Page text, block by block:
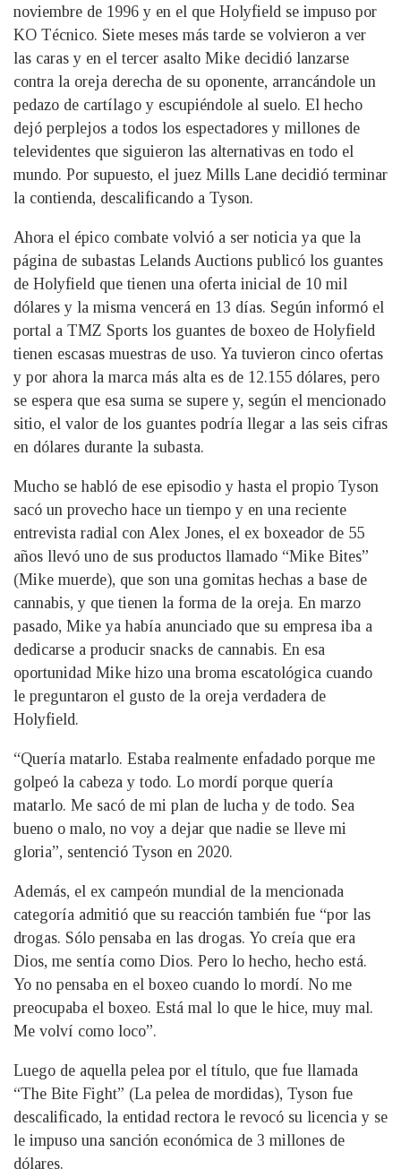
noviembre de 1996 y en el que Holyfield se impuso por
KO Técnico. Siete meses más tarde se volvieron a ver
las caras y en el tercer asalto Mike decidió lanzarse
contra la oreja derecha de su oponente, arrancándole un
pedazo de cartílago y escupiéndole al suelo. El hecho
dejó perplejos a todos los espectadores y millones de
televidentes que siguieron las alternativas en todo el
mundo. Por supuesto, el juez Mills Lane decidió terminar
la contienda, descalificando a Tyson.
Ahora el épico combate volvió a ser noticia ya que la
página de subastas Lelands Auctions publicó los guantes
de Holyfield que tienen una oferta inicial de 10 mil
dólares y la misma vencerá en 13 días. Según informó el
portal a TMZ Sports los guantes de boxeo de Holyfield
tienen escasas muestras de uso. Ya tuvieron cinco ofertas
y por ahora la marca más alta es de 12.155 dólares, pero
se espera que esa suma se supere y, según el mencionado
sitio, el valor de los guantes podría llegar a las seis cifras
en dólares durante la subasta.
Mucho se habló de ese episodio y hasta el propio Tyson
sacó un provecho hace un tiempo y en una reciente
entrevista radial con Alex Jones, el ex boxeador de 55
años llevó uno de sus productos llamado “Mike Bites”
(Mike muerde), que son una gomitas hechas a base de
cannabis, y que tienen la forma de la oreja. En marzo
pasado, Mike ya había anunciado que su empresa iba a
dedicarse a producir snacks de cannabis. En esa
oportunidad Mike hizo una broma escatológica cuando
le preguntaron el gusto de la oreja verdadera de
Holyfield.
“Quería matarlo. Estaba realmente enfadado porque me
golpeó la cabeza y todo. Lo mordí porque quería
matarlo. Me sacó de mi plan de lucha y de todo. Sea
bueno o malo, no voy a dejar que nadie se lleve mi
gloria”, sentenció Tyson en 2020.
Además, el ex campeón mundial de la mencionada
categoría admitió que su reacción también fue “por las
drogas. Sólo pensaba en las drogas. Yo creía que era
Dios, me sentía como Dios. Pero lo hecho, hecho está.
Yo no pensaba en el boxeo cuando lo mordí. No me
preocupaba el boxeo. Está mal lo que le hice, muy mal.
Me volví como loco”.
Luego de aquella pelea por el título, que fue llamada
“The Bite Fight” (La pelea de mordidas), Tyson fue
descalificado, la entidad rectora le revocó su licencia y se
le impuso una sanción económica de 3 millones de
dólares.